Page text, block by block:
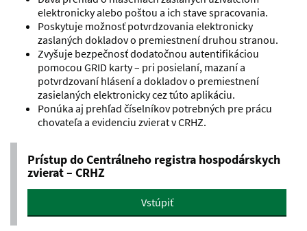
elektronicky alebo poštou a ich stave spracovania.
Poskytuje možnosť potvrdzovania elektronicky
zaslaných dokladov o premiestnení druhou stranou.
Zvyšuje bezpečnosť dodatočnou autentifikáciou
pomocou GRID karty – pri posielaní, mazaní a
potvrdzovaní hlásení a dokladov o premiestnení
zasielaných elektronicky cez túto aplikáciu.
Ponúka aj prehľad číselníkov potrebných pre prácu
chovateľa a evidenciu zvierat v CRHZ.
Prístup do Centrálneho registra hospodárskych
zvierat – CRHZ
Vstúpiť